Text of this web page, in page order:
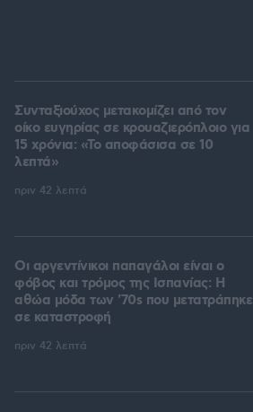
Συνταξιούχος μετακομίζει από τον
οίκο ευγηρίας σε κρουαζιερόπλοιο για
15 χρόνια: «Το αποφάσισα σε 10
λεπτά»
πριν 42 λεπτά
Οι αργεντίνικοι παπαγάλοι είναι ο
φόβος και τρόμος της Ισπανίας: Η
αθώα μόδα των '70s που μετατράπηκε
σε καταστροφή
πριν 42 λεπτά